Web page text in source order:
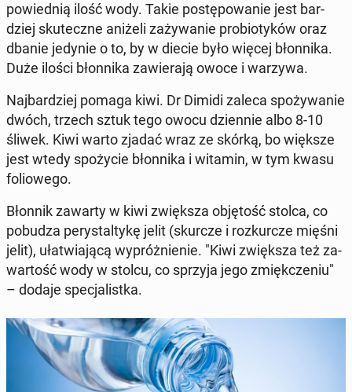
po­wied­nią ilość wody. Takie po­stę­po­wa­nie jest bar­
dziej sku­tecz­ne aniżeli za­ży­wa­nie pro­bio­ty­ków oraz
dbanie jedynie o to, by w diecie było więcej błon­ni­ka.
Duże ilości błon­ni­ka za­wie­ra­ją owoce i warzywa.
Naj­bar­dziej pomaga kiwi. Dr Dimidi zaleca spo­ży­wa­nie
dwóch, trzech sztuk tego owocu dzien­nie albo 8-10
śliwek. Kiwi warto zjadać wraz ze skórką, bo większe
jest wtedy spo­ży­cie błon­ni­ka i witamin, w tym kwasu
fo­lio­we­go.
Błonnik zawarty w kiwi zwięk­sza ob­ję­tość stolca, co
pobudza pe­ry­stal­ty­kę jelit (skurcze i roz­kur­cze mięśni
jelit), uła­twia­ją­cą wy­próż­nie­nie. "Kiwi zwięk­sza też za­
war­tość wody w stolcu, co sprzyja jego zmięk­cze­niu"
– dodaje spe­cja­list­ka.